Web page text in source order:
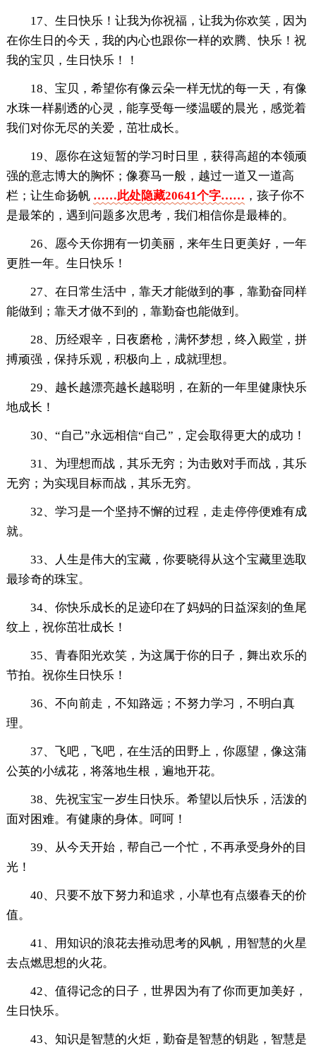
17、生日快乐！让我为你祝福，让我为你欢笑，因为
在你生日的今天，我的内心也跟你一样的欢腾、快乐！祝
我的宝贝，生日快乐！！
18、宝贝，希望你有像云朵一样无忧的每一天，有像
水珠一样剔透的心灵，能享受每一缕温暖的晨光，感觉着
我们对你无尽的关爱，茁壮成长。
19、愿你在这短暂的学习时日里，获得高超的本领顽
强的意志博大的胸怀；像赛马一般，越过一道又一道高
栏；让生命扬帆 ……此处隐藏20641个字…… ，孩子你不
是最笨的，遇到问题多次思考，我们相信你是最棒的。
26、愿今天你拥有一切美丽，来年生日更美好，一年
更胜一年。生日快乐！
27、在日常生活中，靠天才能做到的事，靠勤奋同样
能做到；靠天才做不到的，靠勤奋也能做到。
28、历经艰辛，日夜磨枪，满怀梦想，终入殿堂，拼
搏顽强，保持乐观，积极向上，成就理想。
29、越长越漂亮越长越聪明，在新的一年里健康快乐
地成长！
30、“自己”永远相信“自己”，定会取得更大的成功！
31、为理想而战，其乐无穷；为击败对手而战，其乐
无穷；为实现目标而战，其乐无穷。
32、学习是一个坚持不懈的过程，走走停停便难有成
就。
33、人生是伟大的宝藏，你要晓得从这个宝藏里选取
最珍奇的珠宝。
34、你快乐成长的足迹印在了妈妈的日益深刻的鱼尾
纹上，祝你茁壮成长！
35、青春阳光欢笑，为这属于你的日子，舞出欢乐的
节拍。祝你生日快乐！
36、不向前走，不知路远；不努力学习，不明白真
理。
37、飞吧，飞吧，在生活的田野上，你愿望，像这蒲
公英的小绒花，将落地生根，遍地开花。
38、先祝宝宝一岁生日快乐。希望以后快乐，活泼的
面对困难。有健康的身体。呵呵！
39、从今天开始，帮自己一个忙，不再承受身外的目
光！
40、只要不放下努力和追求，小草也有点缀春天的价
值。
41、用知识的浪花去推动思考的风帆，用智慧的火星
去点燃思想的火花。
42、值得记念的日子，世界因为有了你而更加美好，
生日快乐。
43、知识是智慧的火炬，勤奋是智慧的钥匙，智慧是